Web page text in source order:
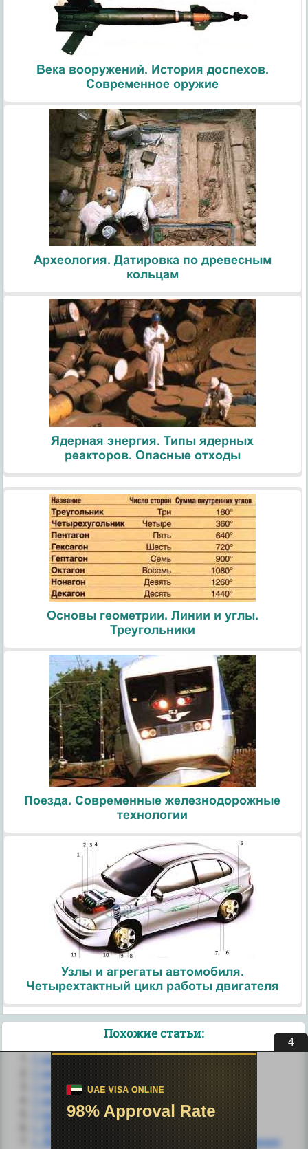
Века вооружений. История доспехов.
Современное оружие
Археология. Датировка по древесным
кольцам
Ядерная энергия. Типы ядерных
реакторов. Опасные отходы
Основы геометрии. Линии и углы.
Треугольники
Поезда. Современные железнодорожные
технологии
Узлы и агрегаты автомобиля.
Четырехтактный цикл работы двигателя
Похожие статьи:
I часть
I часть
I часть
I часть
I часть
I. ВВОДНАЯ ЧАСТЬ. Теоретические сведения
4